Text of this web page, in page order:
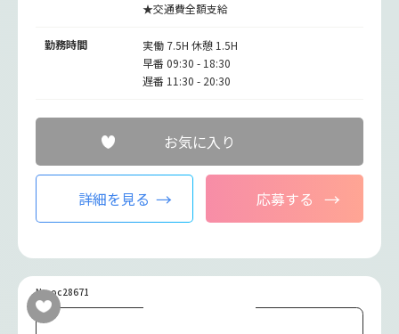
★交通費全額支給
勤務時間
実働 7.5H 休憩 1.5H
早番 09:30 - 18:30
遅番 11:30 - 20:30
お気に入り
詳細を見る 応募する
No.oc28671